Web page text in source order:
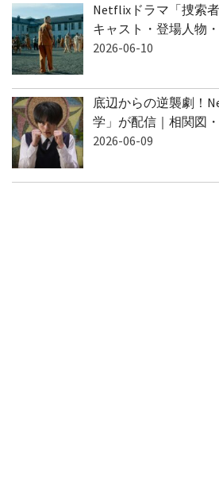
Netflixドラマ「捜索
キャスト・登場人物
2026-06-10
底辺からの逆襲劇！
学」が配信｜相関図
2026-06-09